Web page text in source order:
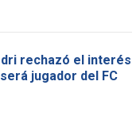
rechazó el interés
jugador del FC